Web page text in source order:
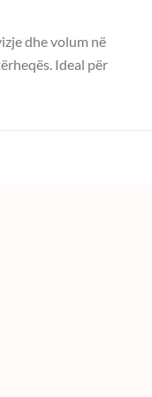
dhe volum në
Ideal për